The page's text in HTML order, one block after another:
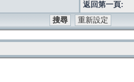
返回第一頁: